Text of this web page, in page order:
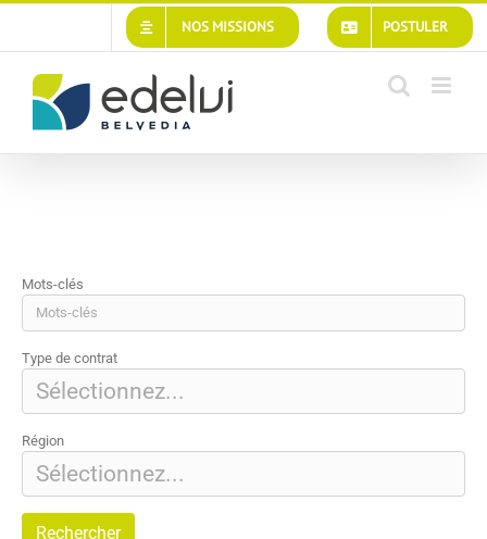
Passer
contenu
POSTULER
NOS MISSIONS
Mots-clés
Type de contrat
Région